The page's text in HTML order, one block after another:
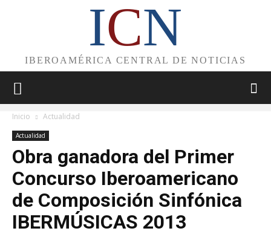
ICN
IBEROAMÉRICA CENTRAL DE NOTICIAS
Inicio Actualidad
Actualidad
Obra ganadora del Primer
Concurso Iberoamericano
de Composición Sinfónica
IBERMÚSICAS 2013